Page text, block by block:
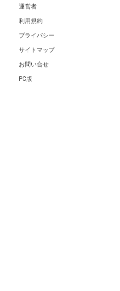
運営者
利用規約
プライバシー
サイトマップ
お問い合せ
PC版